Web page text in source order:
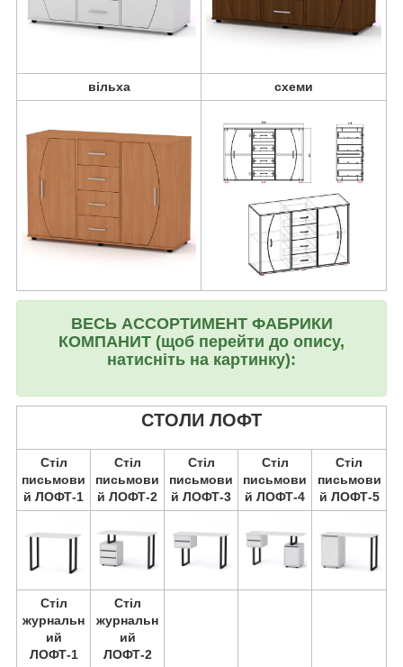
вільха схеми
ВЕСЬ АССОРТИМЕНТ ФАБРИКИ
КОМПАНИТ (щоб перейти до опису,
натисніть на картинку):
СТОЛИ ЛОФТ
Стіл
письмови
й ЛОФТ-1
Стіл
письмови
й ЛОФТ-2
Стіл
письмови
й ЛОФТ-3
Стіл
письмови
й ЛОФТ-4
Стіл
письмови
й ЛОФТ-5
Стіл
журнальн
ий
ЛОФТ-1
Стіл
журнальн
ий
ЛОФТ-2